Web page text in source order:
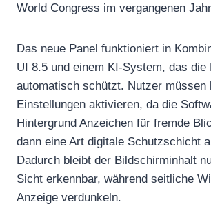
World Congress im vergangenen
Das neue Panel funktioniert in
UI 8.5 und einem KI-System, das die
automatisch schützt. Nutzer müssen
Einstellungen aktivieren, da die
Hintergrund Anzeichen für fremde
dann eine Art digitale Schutzschicht
Dadurch bleibt der Bildschirminhalt
Sicht erkennbar, während seitliche
Anzeige verdunkeln.